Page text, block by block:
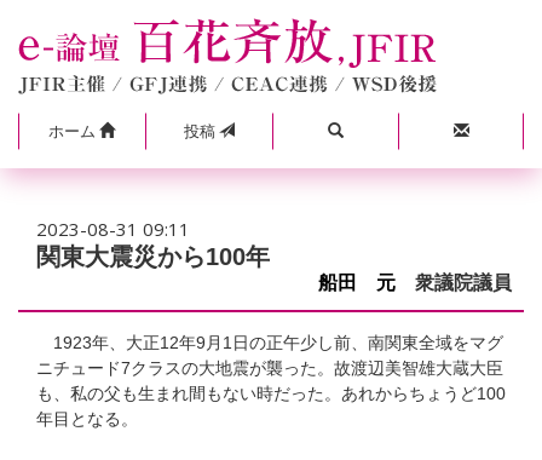
ホーム 投稿
2023-08-31 09:11
関東大震災から100年
船田 元 衆議院議員
1923年、大正12年9月1日の正午少し前、南関東全域をマグ
ニチュード7クラスの大地震が襲った。故渡辺美智雄大蔵大臣
も、私の父も生まれ間もない時だった。あれからちょうど100
年目となる。